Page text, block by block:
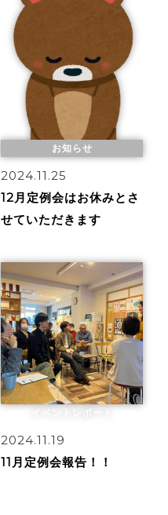
お知らせ
2024.11.25
12月定例会はお休みとさ
せていただきます
イベントレポート
2024.11.19
11月定例会報告！！